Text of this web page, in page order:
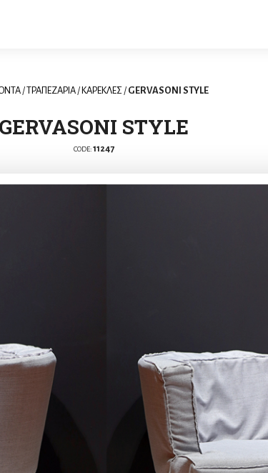
/ΤΡΑΠΕΖΑΡΙΑ / ΚΑΡΕΚΛΕΣ / GERVASONI STYLE
GERVASONI STYLE
CODE: 11247